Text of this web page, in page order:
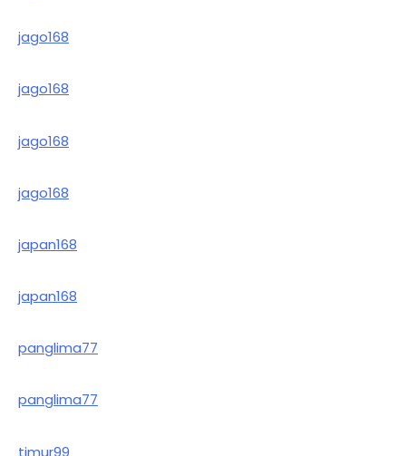
jago168
jago168
jago168
jago168
japan168
japan168
panglima77
panglima77
timur99